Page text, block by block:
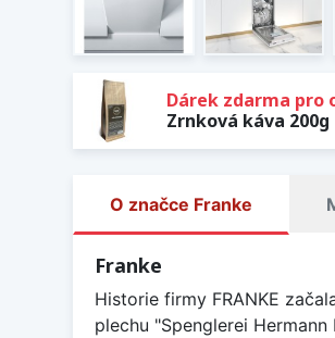
Dárek zdarma pro
Zrnková káva 200g
O značce Franke
Franke
Historie firmy FRANKE
plechu "Spenglerei